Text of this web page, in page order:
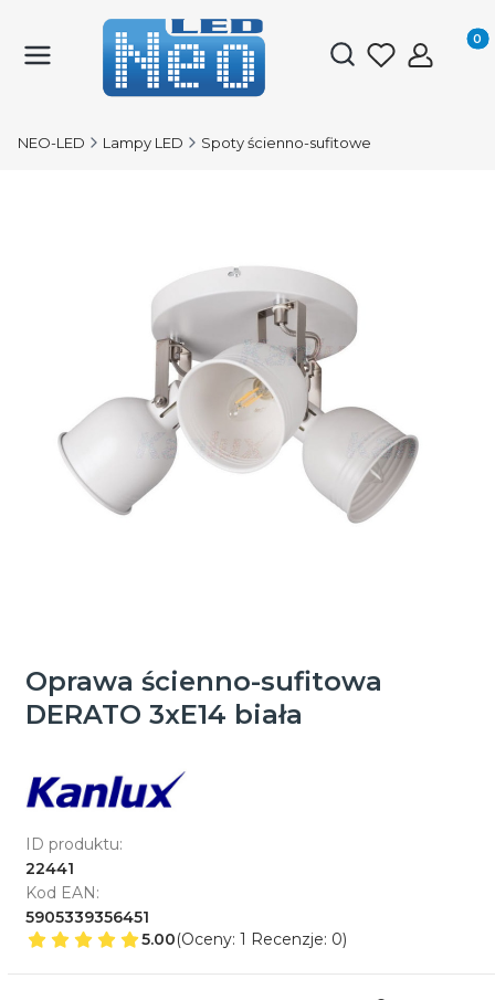
Otwórz
NEO-LED Lampy LED Spoty ścienno-sufitowe
Oprawa ścienno-sufitowa
DERATO 3xE14 biała
ID produktu:
22441
Kod EAN:
5905339356451
5.00(Oceny: 1 Recenzje: 0)